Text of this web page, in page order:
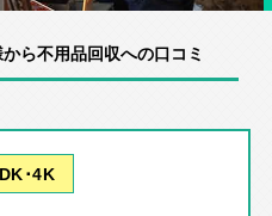
ら不用品回収への口コミ
･4K